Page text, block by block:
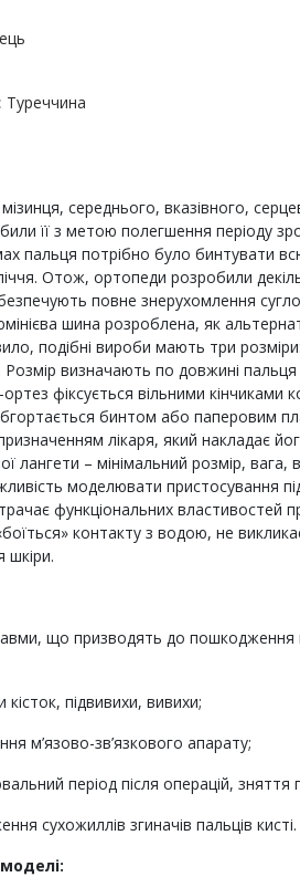
Туреччина
середнього, вказівного,
її з метою полегшення періоду
пальця потрібно було бинтувати
Отож, ортопеди розробили
повне знерухомлення
шина розроблена, як
подібні вироби мають три
Розмір визначають по довжині
фіксується вільними кінчиками
бинтом або паперовим
лікаря, який накладає
лангети – мінімальний розмір, вага,
моделювати пристосування під
функціональних властивостей
контакту з водою, не
шкіри.
що призводять до пошкодження
підвивихи, вивихи;
м’язово-зв’язкового апарату;
період після операцій, зняття
сухожиллів згиначів пальців кисті.